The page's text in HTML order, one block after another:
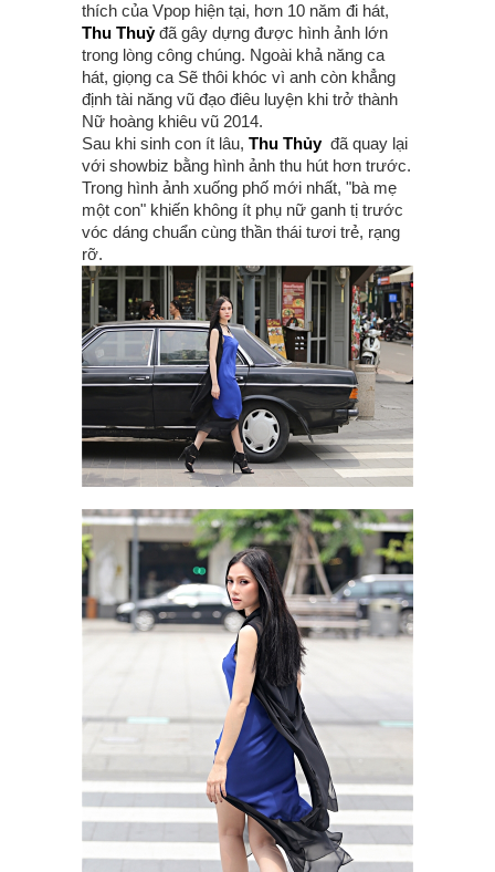
thích của Vpop hiện tại, hơn 10 năm đi hát,
Thu Thuỷđã gây dựng được hình ảnh lớn
trong lòng công chúng. Ngoài khả năng ca
hát, giọng ca Sẽ thôi khóc vì anh còn khẳng
định tài năng vũ đạo điêu luyện khi trở thành
Nữ hoàng khiêu vũ 2014.
Sau khi sinh con ít lâu, Thu Thủy đã quay lại
với showbiz bằng hình ảnh thu hút hơn trước.
Trong hình ảnh xuống phố mới nhất, "bà mẹ
một con" khiến không ít phụ nữ ganh tị trước
vóc dáng chuẩn cùng thần thái tươi trẻ, rạng
rỡ.